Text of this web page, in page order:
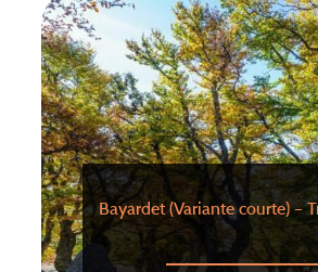
Bayardet (Variante courte) –